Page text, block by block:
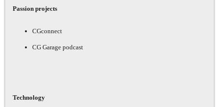
Passion projects
CGconnect
CG Garage podcast
Technology